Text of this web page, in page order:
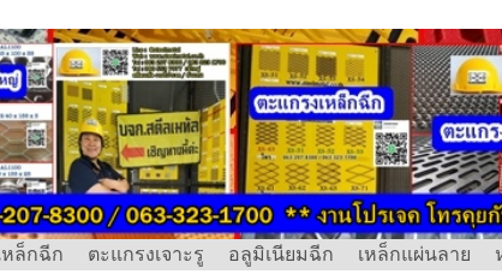
หล็กฉีก ตะแกรงเจาะรู อลูมิเนียมฉีก เหล็กแผ่นลาย